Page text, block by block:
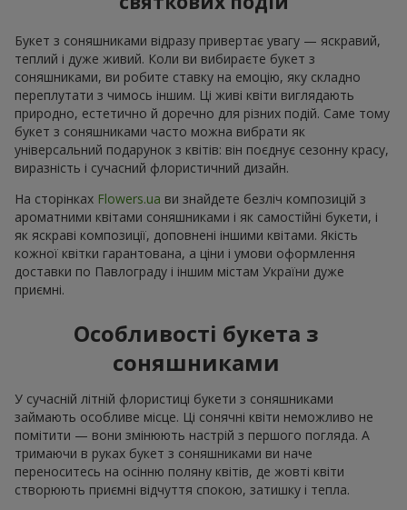
Букет з соняшниками відразу привертає увагу — яскравий,
теплий і дуже живий. Коли ви вибираєте букет з
соняшниками, ви робите ставку на емоцію, яку складно
переплутати з чимось іншим. Ці живі квіти виглядають
природно, естетично й доречно для різних подій. Саме тому
букет з соняшниками часто можна вибрати як
універсальний подарунок з квітів: він поєднує сезонну красу,
виразність і сучасний флористичний дизайн.
На сторінках Flowers.ua ви знайдете безліч композицій з
ароматними квітами соняшниками і як самостійні букети, і
як яскраві композиції, доповнені іншими квітами. Якість
кожної квітки гарантована, а ціни і умови оформлення
доставки по Павлограду і іншим містам України дуже
приємні.
Особливості букета з
соняшниками
У сучасній літній флористиці букети з соняшниками
займають особливе місце. Ці сонячні квіти неможливо не
помітити — вони змінюють настрій з першого погляда. А
тримаючи в руках букет з соняшниками ви наче
переноситесь на осінню поляну квітів, де жовті квіти
створюють приємні відчуття спокою, затишку і тепла.